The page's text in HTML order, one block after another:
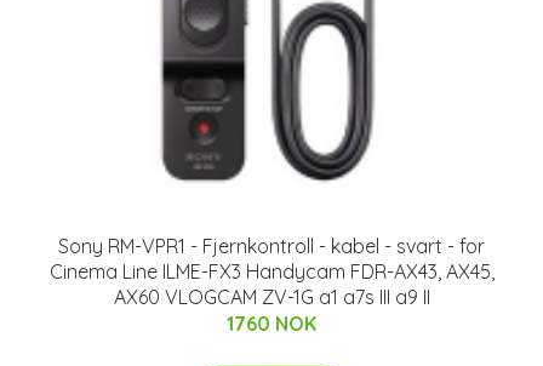
Sony RM-VPR1 - Fjernkontroll - kabel - svart - for
Cinema Line ILME-FX3 Handycam FDR-AX43, AX45,
AX60 VLOGCAM ZV-1G a1 a7s III a9 II
1760 NOK